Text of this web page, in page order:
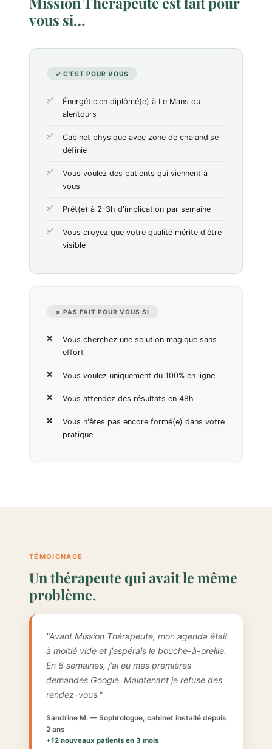
vous si…
✓ C'EST POUR VOUS
Énergéticien diplômé(e) à Le Mans ou
alentours
Cabinet physique avec zone de chalandise
définie
Vous voulez des patients qui viennent à
vous
Prêt(e) à 2–3h d'implication par semaine
Vous croyez que votre qualité mérite d'être
visible
✗ PAS FAIT POUR VOUS SI
Vous cherchez une solution magique sans
effort
Vous voulez uniquement du 100% en ligne
Vous attendez des résultats en 48h
Vous n'êtes pas encore formé(e) dans votre
pratique
TÉMOIGNAGE
Un thérapeute qui avait le même
problème.
"Avant Mission Thérapeute, mon agenda était
à moitié vide et j'espérais le bouche-à-oreille.
En 6 semaines, j'ai eu mes premières
demandes Google. Maintenant je refuse des
rendez-vous."
Sandrine M. — Sophrologue, cabinet installé depuis
2 ans
+12 nouveaux patients en 3 mois